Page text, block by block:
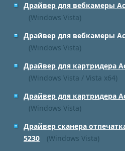
Драйвер для вебкамеры
(Windows Vista)
Драйвер для вебкамеры
(Windows Vista)
Драйвер для картридера
(Windows Vista / Vista x64)
Драйвер для картридера
(Windows Vista)
Драйвер сканера
5230
(Windows Vista)